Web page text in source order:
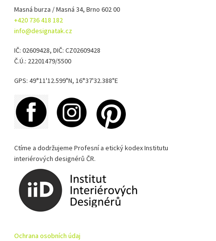
Masná burza / Masná 34, Brno 602 00
+420 736 418 182
info@designatak.cz
IČ: 02609428, DIČ: CZ02609428
Č.Ú.: 22201479/5500
GPS: 49°11'12.599"N, 16°37'32.388"E
Ctíme a dodržujeme Profesní a etický kodex Institutu
interiérových designérů ČR.
Ochrana osobních údaj